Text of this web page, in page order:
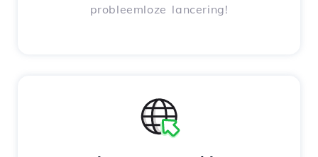
probleemloze lancering!